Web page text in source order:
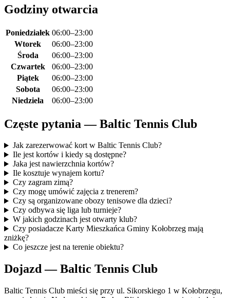
Godziny otwarcia
Poniedziałek 06:00–23:00
Wtorek
06:00–23:00
Środa
06:00–23:00
Czwartek
06:00–23:00
Piątek
06:00–23:00
Sobota
06:00–23:00
Niedziela
06:00–23:00
Częste pytania — Baltic Tennis Club
Jak zarezerwować kort w Baltic Tennis Club?
Ile jest kortów i kiedy są dostępne?
Jaka jest nawierzchnia kortów?
Ile kosztuje wynajem kortu?
Czy zagram zimą?
Czy mogę umówić zajęcia z trenerem?
Czy są organizowane obozy tenisowe dla dzieci?
Czy odbywa się liga lub turnieje?
W jakich godzinach jest otwarty klub?
Czy posiadacze Karty Mieszkańca Gminy Kołobrzeg mają
zniżkę?
Co jeszcze jest na terenie obiektu?
Dojazd — Baltic Tennis Club
Baltic Tennis Club mieści się przy ul. Sikorskiego 1 w Kołobrzegu,